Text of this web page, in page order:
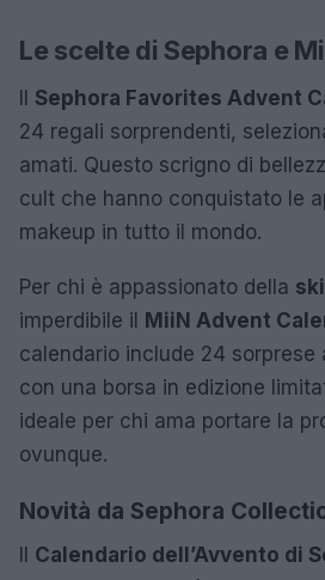
Le scelte di Sephora e
Il Sephora Favorites Advent
24 regali sorprendenti,
amati. Questo scrigno di
cult che hanno conquistato le
makeup in tutto il mondo.
Per chi è appassionato della
imperdibile il MiiN Advent
calendario include 24 sorprese
con una borsa in edizione
ideale per chi ama portare la
ovunque.
Novità da Sephora
Il Calendario dell’Avvento di